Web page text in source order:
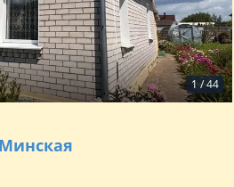
1 /44